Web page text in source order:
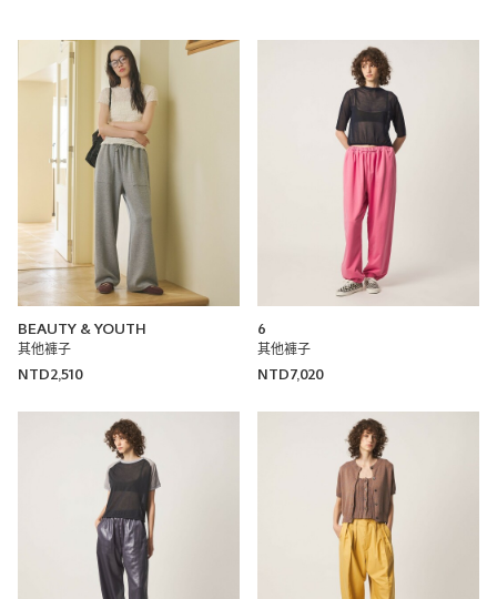
BEAUTY & YOUTH
其他褲子
NTD2,510
6
其他褲子
NTD7,020